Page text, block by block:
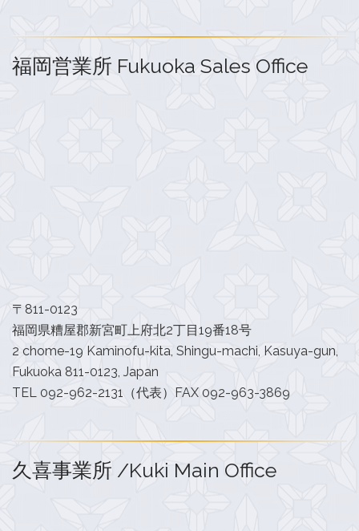
福岡営業所 Fukuoka Sales Office
〒811-0123
福岡県糟屋郡新宮町上府北2丁目19番18号
2 chome-19 Kaminofu-kita, Shingu-machi, Kasuya-gun,
Fukuoka 811-0123, Japan
TEL 092-962-2131（代表）FAX 092-963-3869
久喜事業所 /Kuki Main Office